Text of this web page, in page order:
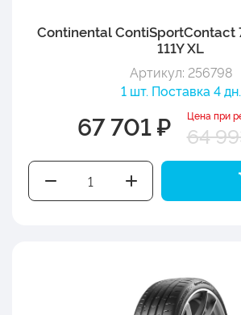
Continental ContiSportContact
111Y XL
Артикул: 256798
1 шт. Поставка 4 дн.
67 701 ₽ Цена при
64